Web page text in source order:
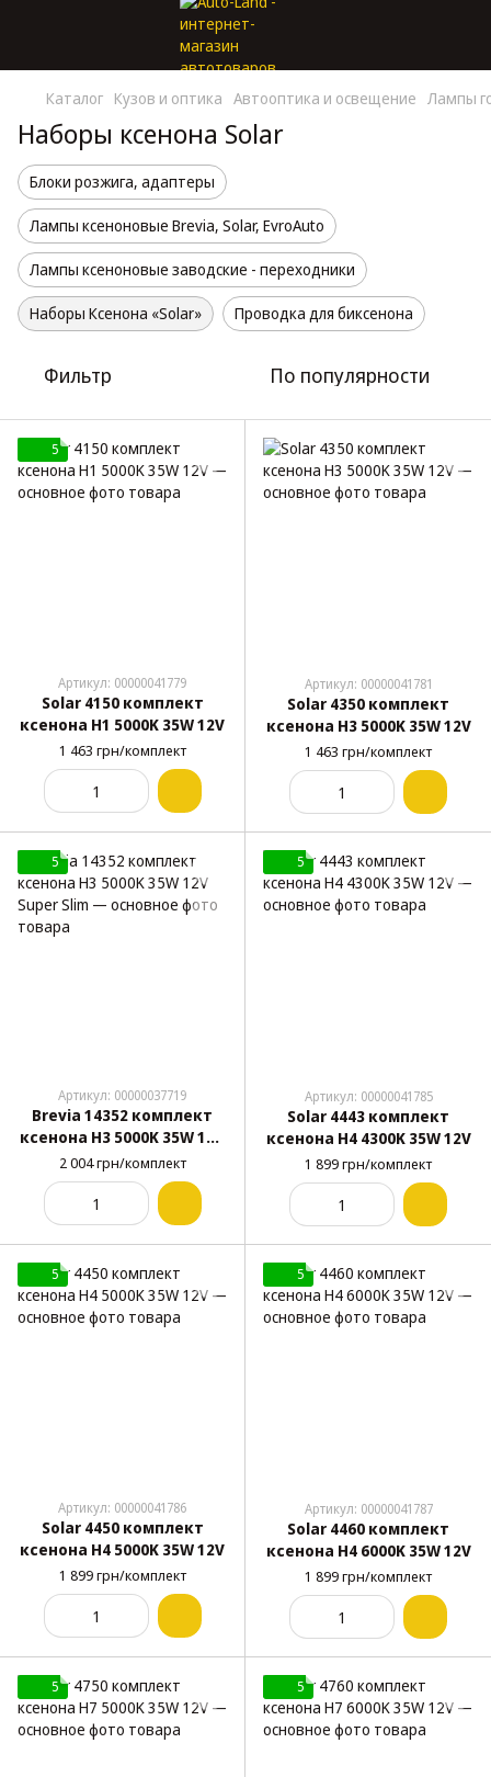
Каталог Кузов и оптика Автооптика и освещение Лампы
Наборы ксенона Solar
Блоки розжига, адаптеры
Лампы ксеноновые Brevia, Solar, EvroAuto
Лампы ксеноновые заводские - переходники
Наборы Ксенона «Solar» Проводка для биксенона
Фильтр По популярности
5
Артикул: 00000041779
Solar 4150 комплект
ксенона H1 5000K 35W 12V
1 463 грн/комплект
Артикул: 00000041781
Solar 4350 комплект
ксенона H3 5000K 35W 12V
1 463 грн/комплект
5
Артикул: 00000037719
Brevia 14352 комплект
ксенона H3 5000K 35W 12V
Super Slim
2 004 грн/комплект
5
Артикул: 00000041785
Solar 4443 комплект
ксенона H4 4300K 35W 12V
1 899 грн/комплект
5
Артикул: 00000041786
Solar 4450 комплект
ксенона H4 5000K 35W 12V
1 899 грн/комплект
5
Артикул: 00000041787
Solar 4460 комплект
ксенона H4 6000K 35W 12V
1 899 грн/комплект
5 5